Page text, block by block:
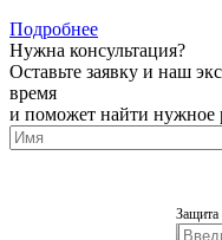
Подробнее
Нужна консультация?
Оставьте заявку и наш
время
и поможет найти нужное
Защита